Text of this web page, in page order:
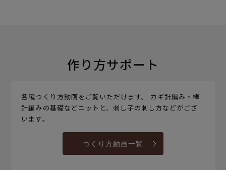
作り方サポート
各種つくり方動画をご覧いただけます。 カギ針編み・棒
針編みの基礎などニットと、刺し子の刺し方などがござ
います。
つくり方動画一覧